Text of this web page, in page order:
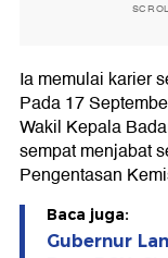
Ia memulai karier
Pada 17
Wakil Kepala
sempat menjabat
Pengentasan
Baca juga:
Gubernur